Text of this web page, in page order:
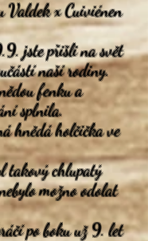
Valdek x Cuiviénen
jste přišli na svět
naší rodiny.
fenku a
splnila.
hnědá holčička ve
takový chlupatý
možno odolat
po boku už 9. let